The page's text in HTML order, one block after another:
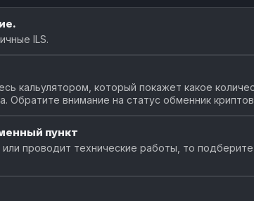
ILS.
кальулятором, который покажет какое
Обратите внимание на статус обменник
пункт
проводит технические работы, то